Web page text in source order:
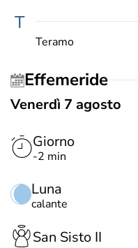
T
Teramo
Effemeride
Venerdì 7 agosto
Giorno
-2 min
Luna
calante
San Sisto II